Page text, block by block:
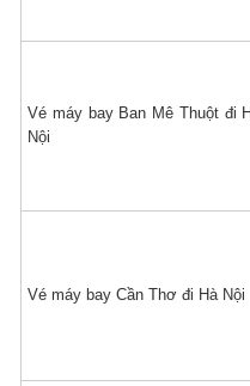
Vé máy bay Ban Mê Thuột đi
Nội
Vé máy bay Cần Thơ đi Hà Nội